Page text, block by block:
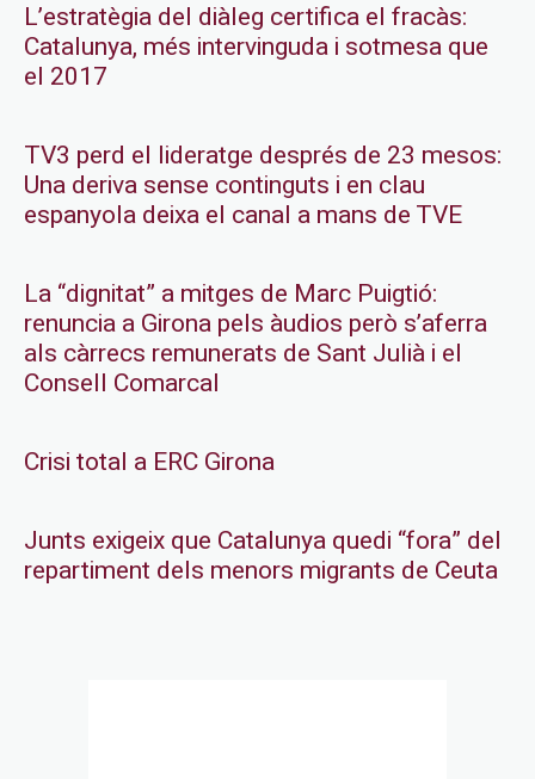
L’estratègia del diàleg certifica el fracàs:
Catalunya, més intervinguda i sotmesa que
el 2017
TV3 perd el lideratge després de 23 mesos:
Una deriva sense continguts i en clau
espanyola deixa el canal a mans de TVE
La “dignitat” a mitges de Marc Puigtió:
renuncia a Girona pels àudios però s’aferra
als càrrecs remunerats de Sant Julià i el
Consell Comarcal
Crisi total a ERC Girona
Junts exigeix que Catalunya quedi “fora” del
repartiment dels menors migrants de Ceuta